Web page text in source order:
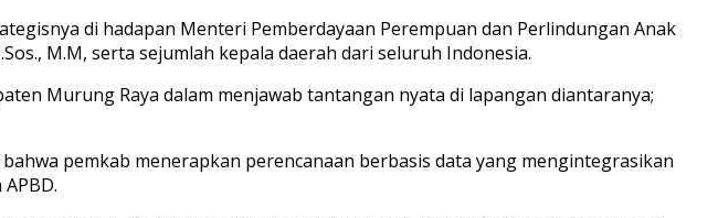
di hadapan Menteri Pemberdayaan Perempuan dan Perlindungan Anak
M.M, serta sejumlah kepala daerah dari seluruh Indonesia.
Murung Raya dalam menjawab tantangan nyata di lapangan diantaranya;
pemkab menerapkan perencanaan berbasis data yang mengintegrasikan